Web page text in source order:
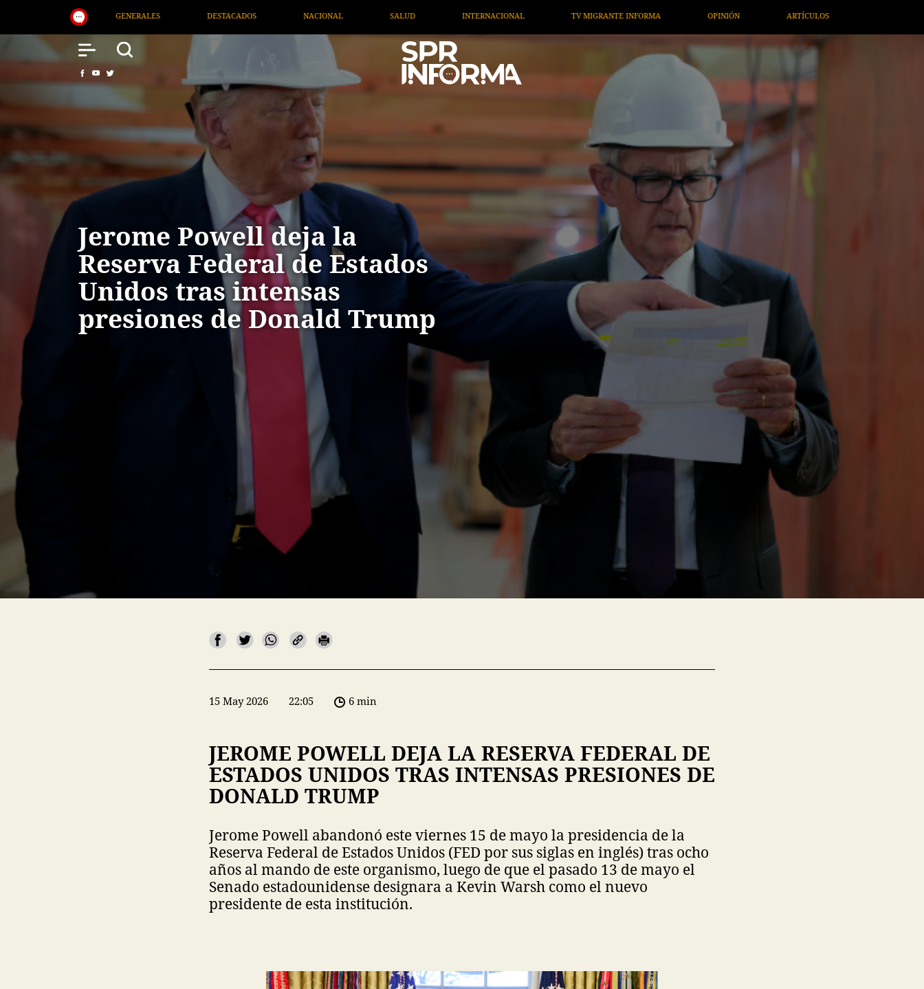
NACIONAL SALUD INTERNACIONAL TV MIGRANTE INFORMA OPINIÓN ARTÍCULOS ARTE / ENTRETENIMIENTO ECONOMÍA / NEGOCIOS
Jerome Powell deja la
Reserva Federal de Estados
Unidos tras intensas
presiones de Donald Trump
15 May 2026 22:05 6 min
JEROME POWELL DEJA LA RESERVA FEDERAL DE
ESTADOS UNIDOS TRAS INTENSAS PRESIONES DE
DONALD TRUMP
Jerome Powell abandonó este viernes 15 de mayo la presidencia de la
Reserva Federal de Estados Unidos (FED por sus siglas en inglés) tras ocho
años al mando de este organismo, luego de que el pasado 13 de mayo el
Senado estadounidense designara a Kevin Warsh como el nuevo
presidente de esta institución.